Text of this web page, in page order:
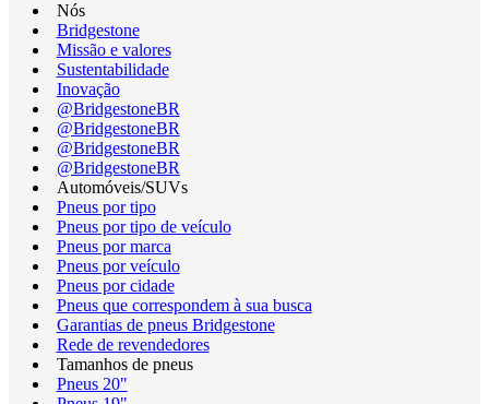
Nós
Bridgestone
Missão e valores
Sustentabilidade
Inovação
@BridgestoneBR
@BridgestoneBR
@BridgestoneBR
@BridgestoneBR
Automóveis/SUVs
Pneus por tipo
Pneus por tipo de veículo
Pneus por marca
Pneus por veículo
Pneus por cidade
Pneus que correspondem à sua busca
Garantias de pneus Bridgestone
Rede de revendedores
Tamanhos de pneus
Pneus 20"